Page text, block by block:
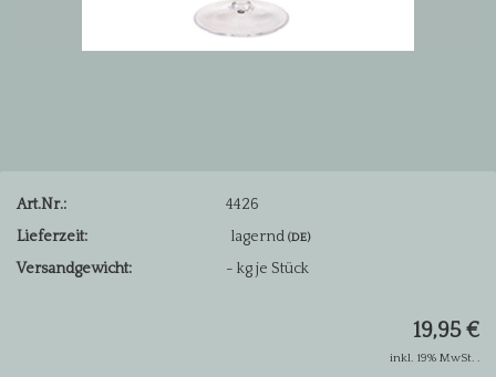
Art.Nr.:
4426
Lieferzeit:
lagernd(DE)
Versandgewicht: - kg je Stück
19,95 €
inkl. 19% MwSt. .